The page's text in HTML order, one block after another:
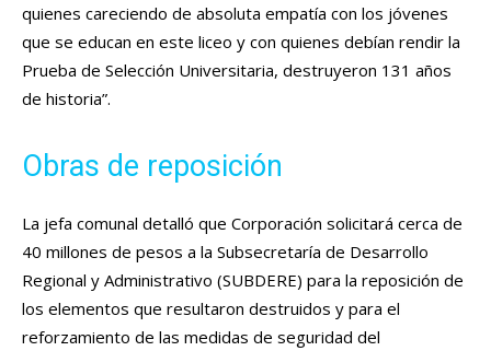
quienes careciendo de absoluta empatía con los jóvenes
que se educan en este liceo y con quienes debían rendir la
Prueba de Selección Universitaria, destruyeron 131 años
de historia”.
Obras de reposición
La jefa comunal detalló que Corporación solicitará cerca de
40 millones de pesos a la Subsecretaría de Desarrollo
Regional y Administrativo (SUBDERE) para la reposición de
los elementos que resultaron destruidos y para el
reforzamiento de las medidas de seguridad del